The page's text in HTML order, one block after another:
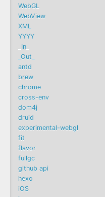
WebGL
WebView
XML
YYYY
_In_
_Out_
antd
brew
chrome
cross-env
dom4j
druid
experimental-webgl
fit
flavor
fullgc
github api
hexo
iOS